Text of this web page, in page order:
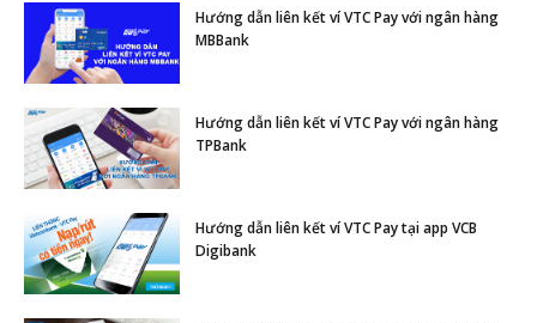
Hướng dẫn liên kết ví VTC Pay với ngân hàng
MBBank
Hướng dẫn liên kết ví VTC Pay với ngân hàng
TPBank
Hướng dẫn liên kết ví VTC Pay tại app VCB
Digibank